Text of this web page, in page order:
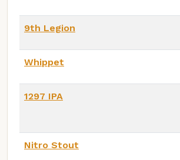
9th Legion
Whippet
1297 IPA
Nitro Stout